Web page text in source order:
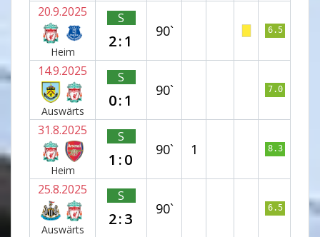
20.9.2025
Heim
S
2:1
90` 6.5
14.9.2025
Auswärts
S
0:1
90` 7.0
31.8.2025
Heim
S
1:0
90` 1 8.3
25.8.2025
Auswärts
S
2:3
90` 6.5